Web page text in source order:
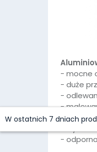
- mocne
- duże
-
-
- wysoka
-
W ostatnich 7 dniach